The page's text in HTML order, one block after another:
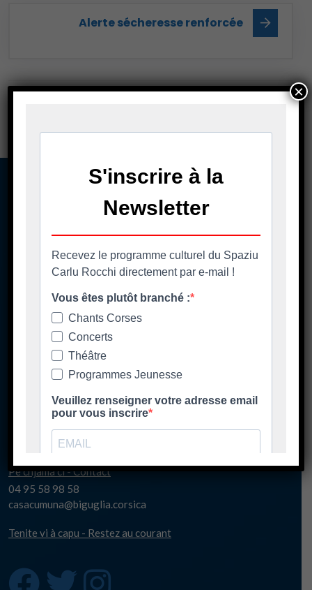
Alerte sécheresse renforcée
A casa cumuna
La mairie
Casa Cumuna
181 Strada di u Lancone
Piazza di l'Albore
20620 Biguglia
Pè chjama ci - Contact
04 95 58 98 58
casacumuna@biguglia.corsica
Tenite vi à capu - Restez au courant
×